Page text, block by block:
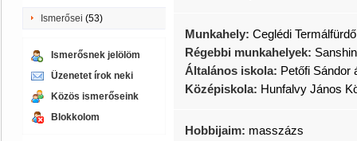
Ismerősei (53)
Ismerősnek jelölöm
Üzenetet írok neki
Közös ismerőseink
Blokkolom
Munkahely: Ceglédi Termálfürdő
Régebbi munkahelyek:
Általános iskola: Petőfi Sándor
Középiskola: Hunfalvy János
Hobbijaim: masszázs